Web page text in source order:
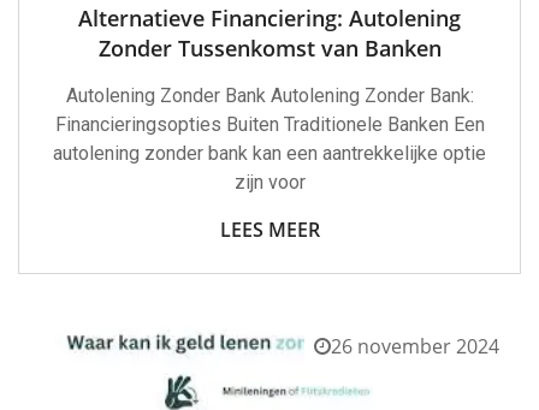
Alternatieve Financiering: Autolening
Zonder Tussenkomst van Banken
Autolening Zonder Bank Autolening Zonder Bank:
Financieringsopties Buiten Traditionele Banken Een
autolening zonder bank kan een aantrekkelijke optie
zijn voor
LEES MEER
26 november 2024